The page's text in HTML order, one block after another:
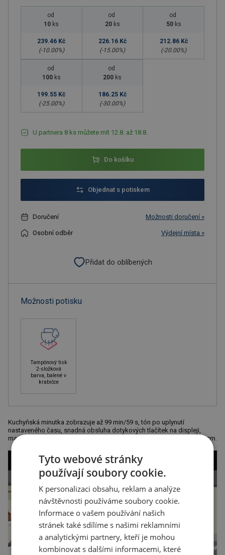
od
10 ks
239.46 Kč
(-10.00%)
od
20 ks
226.16 Kč
(-15.00%)
od
50 ks
212.86 Kč
(-20.00%)
od
100 ks
199.55 Kč
(-25.00%)
od
200 ks
186.25 Kč
(-30.00%)
U partnera 8 ks můžete mít 12.8. až 18.8.
Do košíku
Objednat s potiskem
Doručení Možnosti doručení »
Osobní odběr Výdejní místa »
Přidat do oblíbených
Možnosti potisku
Tampónový tisk
2-složková
barva, balené v
krabičce
Kuchyňská minutka zobrazuje až 99 min/59 s, tón po uplynutí
nastaveného času, snadná obsluha dotykových tlačítek na displeji,
magnet a háček pro zavěšení na zadní straně. Rozměr: 7,6 x 7,6 x 2,5 cm.
Tyto webové stránky
používají soubory cookie.
K personalizaci obsahu, reklam a analýze
návštěvnosti používáme soubory cookie.
Informace o vašem používání našich
stránek také sdílíme s našimi reklamními
a analytickými partnery, kteří je mohou
kombinovat s dalšími informacemi, které